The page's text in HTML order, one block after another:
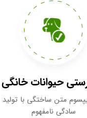
حیوانات خانگی
متن ساختگی با تولید
سادگی نامفهوم